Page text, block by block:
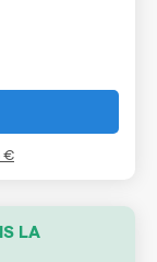
€
LA